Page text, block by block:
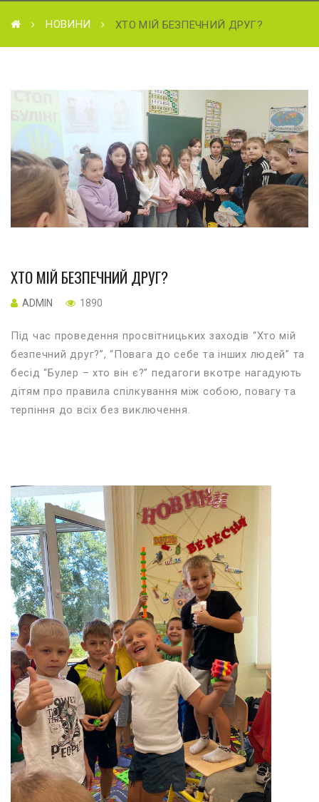
НОВИНИ ХТО МІЙ БЕЗПЕЧНИЙ ДРУГ?
ХТО МІЙ БЕЗПЕЧНИЙ ДРУГ?
ADMIN 1890
Під час проведення просвітницьких заходів “Хто мій
безпечний друг?”, “Повага до себе та інших людей” та
бесід “Булер – хто він є?” педагоги вкотре нагадують
дітям про правила спілкування між собою, повагу та
терпіння до всіх без виключення.